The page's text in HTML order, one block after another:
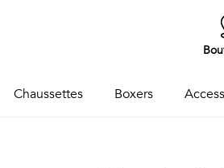
Chaussettes Boxers